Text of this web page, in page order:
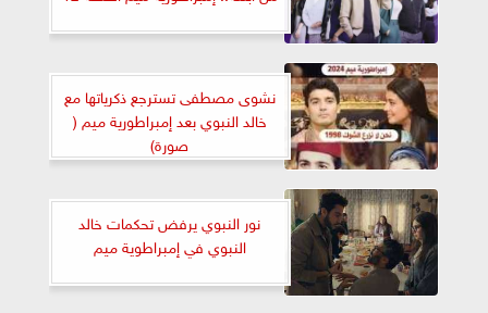
نشوى مصطفى تسترجع ذكرياتها مع
خالد النبوي بعد إمبراطورية ميم (
صورة)
نور النبوي يرفض تحكمات خالد
النبوي في إمبراطوية ميم